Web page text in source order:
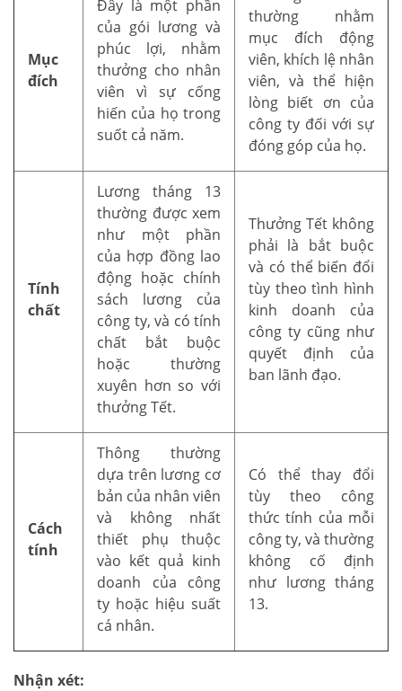
Mục
đích
Đây là một phần
của gói lương và
phúc lợi, nhằm
thưởng cho nhân
viên vì sự cống
hiến của họ trong
suốt cả năm.
thường nhằm
mục đích động
viên, khích lệ nhân
viên, và thể hiện
lòng biết ơn của
công ty đối với sự
đóng góp của họ.
Tính
chất
Lương tháng 13
thường được xem
như một phần
của hợp đồng lao
động hoặc chính
sách lương của
công ty, và có tính
chất bắt buộc
hoặc thường
xuyên hơn so với
thưởng Tết.
Thưởng Tết không
phải là bắt buộc
và có thể biến đổi
tùy theo tình hình
kinh doanh của
công ty cũng như
quyết định của
ban lãnh đạo.
Cách
tính
Thông thường
dựa trên lương cơ
bản của nhân viên
và không nhất
thiết phụ thuộc
vào kết quả kinh
doanh của công
ty hoặc hiệu suất
cá nhân.
Có thể thay đổi
tùy theo công
thức tính của mỗi
công ty, và thường
không cố định
như lương tháng
13.
Nhận xét: